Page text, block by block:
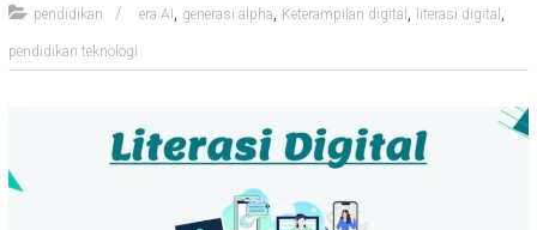
pendidikan era AI , generasi alpha, Keterampilan digital , literasi digital ,
pendidikan teknologi